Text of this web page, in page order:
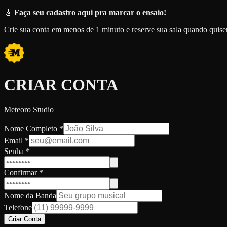
🎸 Faça seu cadastro aqui pra marcar o ensaio!
Crie sua conta em menos de 1 minuto e reserve sua sala quando
CRIAR CONTA
Meteoro Studio
Nome Completo *
Email *
Senha *
Confirmar *
Nome da Banda
Telefone
Criar Conta